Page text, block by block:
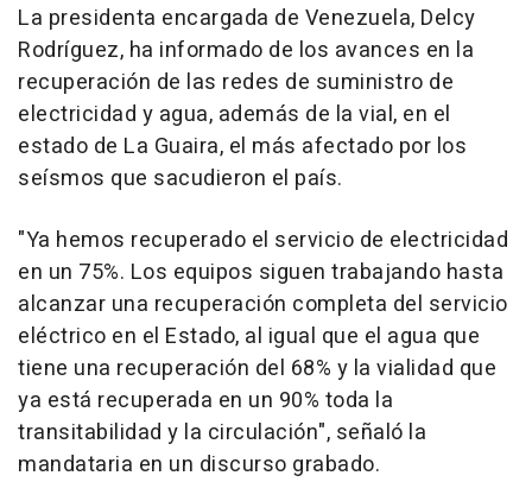
La presidenta encargada de Venezuela, Delcy
Rodríguez, ha informado de los avances en la
recuperación de las redes de suministro de
electricidad y agua, además de la vial, en el
estado de La Guaira, el más afectado por los
seísmos que sacudieron el país.
"Ya hemos recuperado el servicio de electricidad
en un 75%. Los equipos siguen trabajando hasta
alcanzar una recuperación completa del servicio
eléctrico en el Estado, al igual que el agua que
tiene una recuperación del 68% y la vialidad que
ya está recuperada en un 90% toda la
transitabilidad y la circulación", señaló la
mandataria en un discurso grabado.